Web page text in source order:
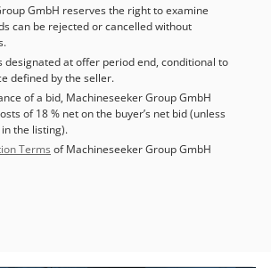
GmbH reserves the right to examine
can be rejected or cancelled without
designated at offer period end, conditional to
defined by the seller.
of a bid, Machineseeker Group GmbH
of 18 % net on the buyer’s net bid (unless
the listing).
Terms of Machineseeker Group GmbH